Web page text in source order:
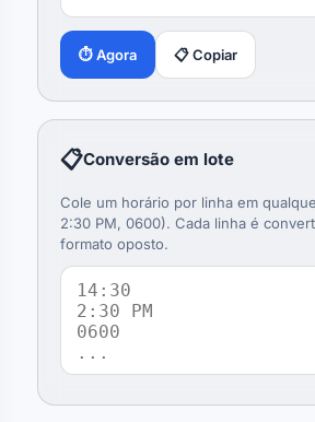
⏱ Agora 📋 Copiar
📋Conversão em lote
Cole um horário por linha em
2:30 PM, 0600). Cada linha é
formato oposto.